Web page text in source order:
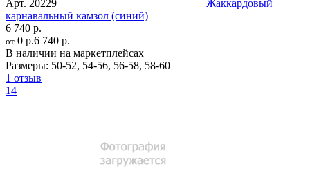
Арт. 20229
Жаккардовый
карнавальный камзол (синий)
6 740 р.
от 0 р.6 740 р.
В наличии на маркетплейсах
Размеры: 50-52, 54-56, 56-58, 58-60
1 отзыв
14